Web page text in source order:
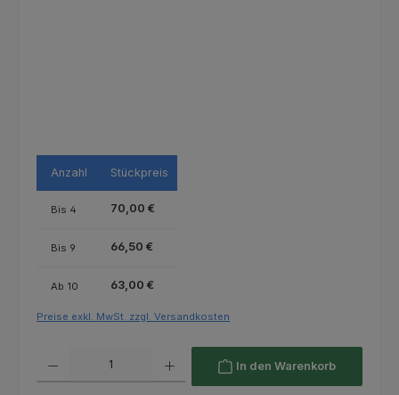
Anzahl Stückpreis
Bis 4 70,00 €
Bis 9 66,50 €
Ab 10 63,00 €
Preise exkl. MwSt. zzgl. Versandkosten
In den Warenkorb